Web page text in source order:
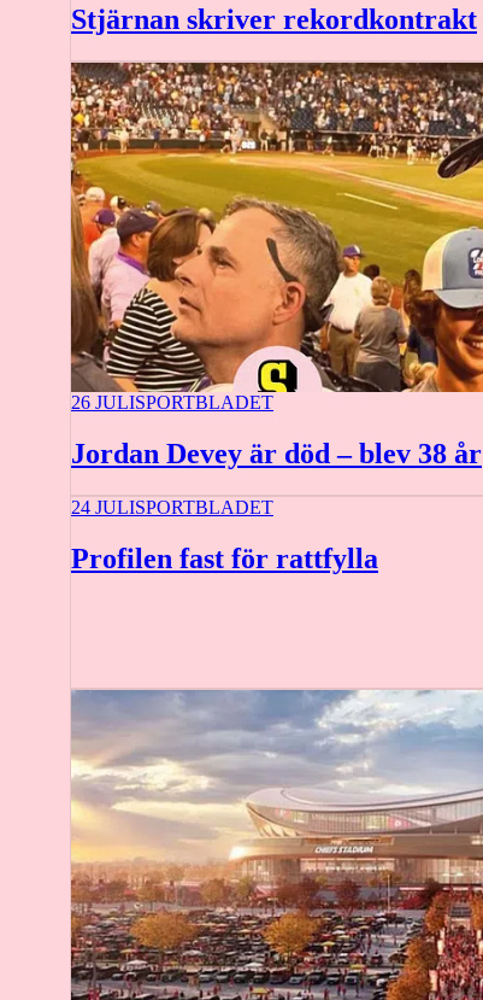
Stjärnan skriver rekordkontrakt
26 JULISPORTBLADET
Jordan Devey är död – blev 38 år
24 JULISPORTBLADET
Profilen fast för rattfylla